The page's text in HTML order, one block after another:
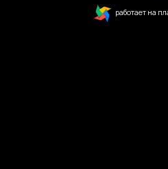
работает на